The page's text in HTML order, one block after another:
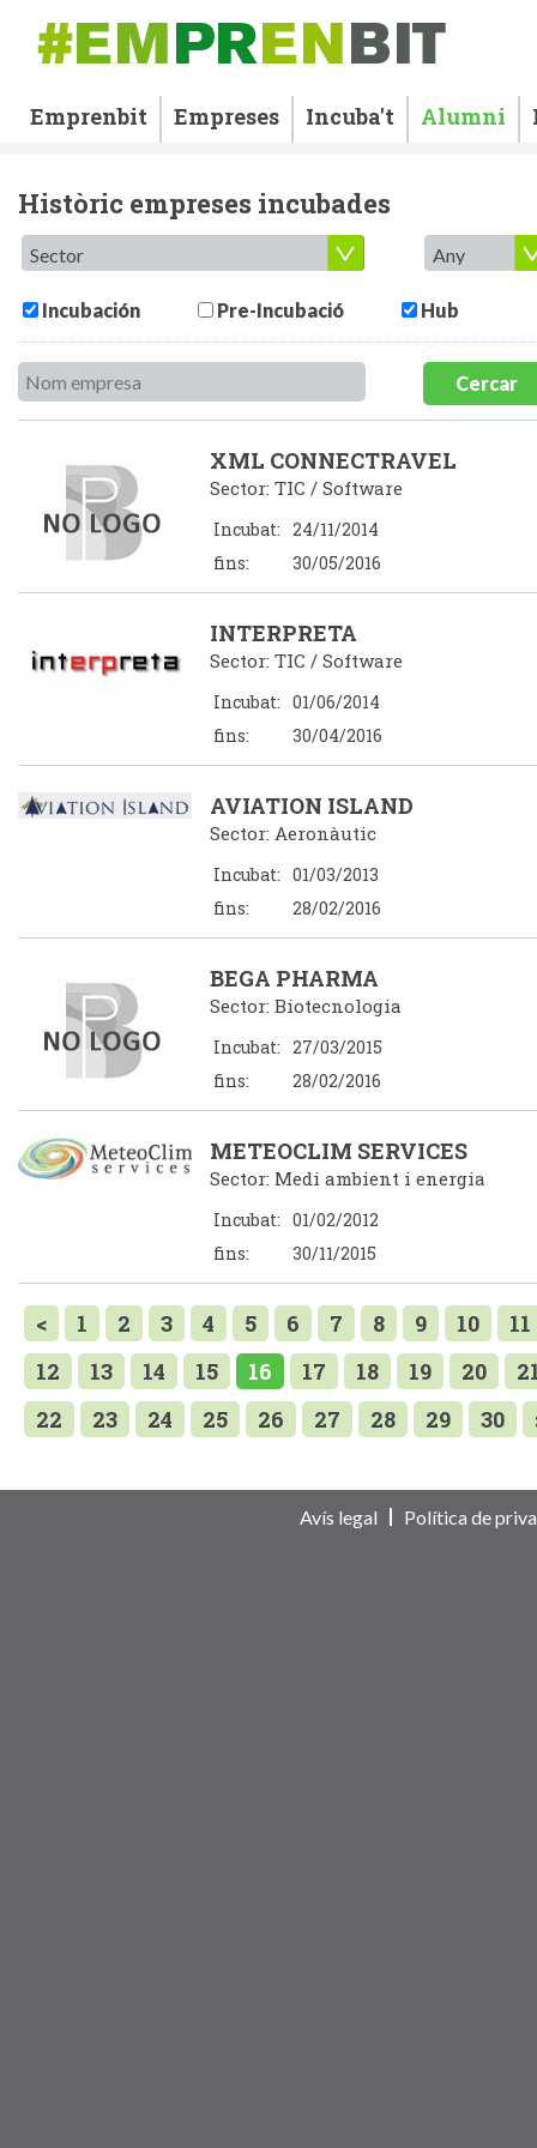
Emprenbit Empreses Incuba't Alumni
Històric empreses incubades
Incubación Pre-Incubació Hub
Cercar
XML CONNECTRAVEL
Sector: TIC / Software
Incubat: 24/11/2014
fins:
30/05/2016
INTERPRETA
Sector: TIC / Software
Incubat: 01/06/2014
fins:
30/04/2016
AVIATION ISLAND
Sector: Aeronàutic
Incubat: 01/03/2013
fins:
28/02/2016
BEGA PHARMA
Sector: Biotecnologia
Incubat: 27/03/2015
fins:
28/02/2016
METEOCLIM SERVICES
Sector: Medi ambient i energia
Incubat: 01/02/2012
fins:
30/11/2015
< 1 2 3 4 5 6 7 8 9 10
11
12
13 14 15 16 17 18 19 20
22
23 24 25 26 27 28 29 30
Avís legal Política de